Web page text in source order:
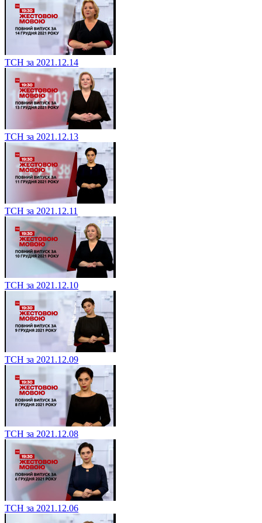
ТСН за 2021.12.14
ТСН за 2021.12.13
ТСН за 2021.12.11
ТСН за 2021.12.10
ТСН за 2021.12.09
ТСН за 2021.12.08
ТСН за 2021.12.06